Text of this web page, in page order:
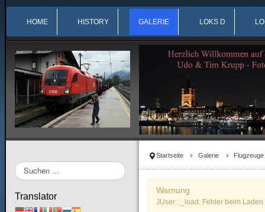
HOME HISTORY GALERIE LOKS D
Startseite Galerie Flugzeuge
Warnung
JUser: :_load: Fehler beim
Suchen
...
Translator